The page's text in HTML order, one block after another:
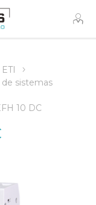
ETI
sistemas
10 DC